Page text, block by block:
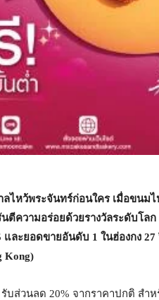
ไหว้พระจันทร์ก่อนใคร เมื่อขนมไ
ตีความอร่อยด้วยรางวัลระดับโลก
และยอดขายอันดับ 1 ในฮ่องกง
Kong)
บส่วนลด 20% จากราคาปกติ สำ